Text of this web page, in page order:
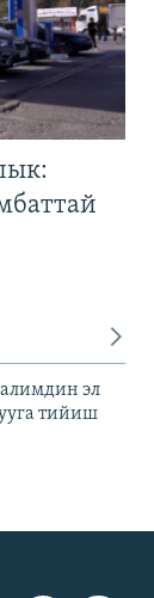
эл
тийиш